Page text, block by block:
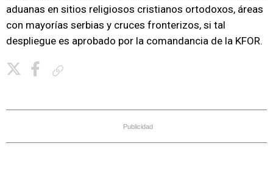
aduanas en sitios religiosos cristianos ortodoxos, áreas
con mayorías serbias y cruces fronterizos, si tal
despliegue es aprobado por la comandancia de la KFOR.
Publicidad